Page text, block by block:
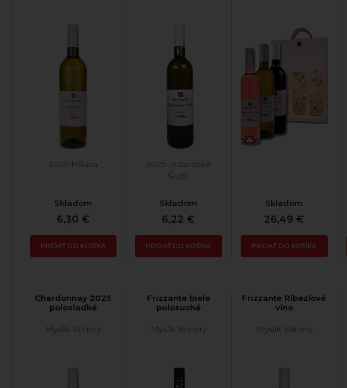
2025 Pálava
Skladom
6,30 €
PRIDAŤ DO KOŠÍKA
2025 Rulandské
Šedé
Skladom
6,22 €
PRIDAŤ DO KOŠÍKA
Skladom
26,49 €
PRIDAŤ DO KOŠÍKA
Chardonnay 2025
polosladké
Myslík Winery
Frizzante biele
polosuché
Myslík Winery
Frizzante Ríbezľové
víno
Myslík Winery